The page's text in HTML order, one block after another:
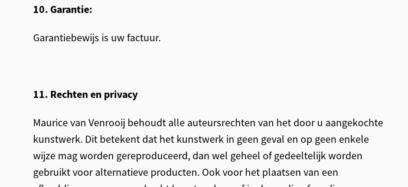
10. Garantie:
Garantiebewijs is uw factuur.
11. Rechten en privacy
Maurice van Venrooij behoudt alle auteursrechten van het door u aangekochte
kunstwerk. Dit betekent dat het kunstwerk in geen geval en op geen enkele
wijze mag worden gereproduceerd, dan wel geheel of gedeeltelijk worden
gebruikt voor alternatieve producten. Ook voor het plaatsen van een